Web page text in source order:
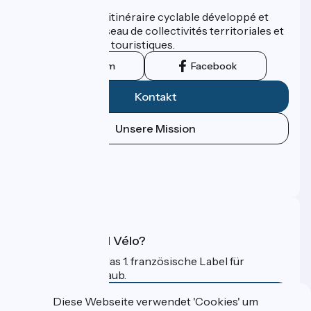
ViaRhôna est un itinéraire cyclable développé et
promu par un réseau de collectivités territoriales et
leurs institutions touristiques.
Instagram Facebook
Kontakt
Unsere Mission
Was ist Accueil Vélo?
Accueil Vélo ist das 1. französische Label für
Radfahrer im Urlaub.
Mehr erfahren
Diese Webseite verwendet 'Cookies' um